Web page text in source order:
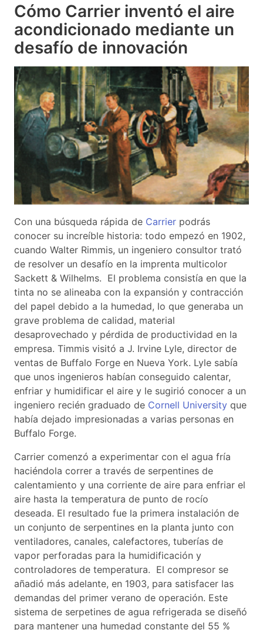
Cómo Carrier inventó el aire
acondicionado mediante un
desafío de innovación
Con una búsqueda rápida de Carrier podrás
conocer su increíble historia: todo empezó en 1902,
cuando Walter Rimmis, un ingeniero consultor trató
de resolver un desafío en la imprenta multicolor
Sackett & Wilhelms. El problema consistía en que la
tinta no se alineaba con la expansión y contracción
del papel debido a la humedad, lo que generaba un
grave problema de calidad, material
desaprovechado y pérdida de productividad en la
empresa. Timmis visitó a J. Irvine Lyle, director de
ventas de Buffalo Forge en Nueva York. Lyle sabía
que unos ingenieros habían conseguido calentar,
enfriar y humidificar el aire y le sugirió conocer a un
ingeniero recién graduado de Cornell University que
había dejado impresionadas a varias personas en
Buffalo Forge.
Carrier comenzó a experimentar con el agua fría
haciéndola correr a través de serpentines de
calentamiento y una corriente de aire para enfriar el
aire hasta la temperatura de punto de rocío
deseada. El resultado fue la primera instalación de
un conjunto de serpentines en la planta junto con
ventiladores, canales, calefactores, tuberías de
vapor perforadas para la humidificación y
controladores de temperatura. El compresor se
añadió más adelante, en 1903, para satisfacer las
demandas del primer verano de operación. Este
sistema de serpetines de agua refrigerada se diseñó
para mantener una humedad constante del 55 %